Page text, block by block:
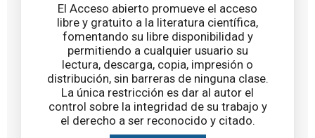
El Acceso abierto promueve el acceso
libre y gratuito a la literatura científica,
fomentando su libre disponibilidad y
permitiendo a cualquier usuario su
lectura, descarga, copia, impresión o
distribución, sin barreras de ninguna clase.
La única restricción es dar al autor el
control sobre la integridad de su trabajo y
el derecho a ser reconocido y citado.